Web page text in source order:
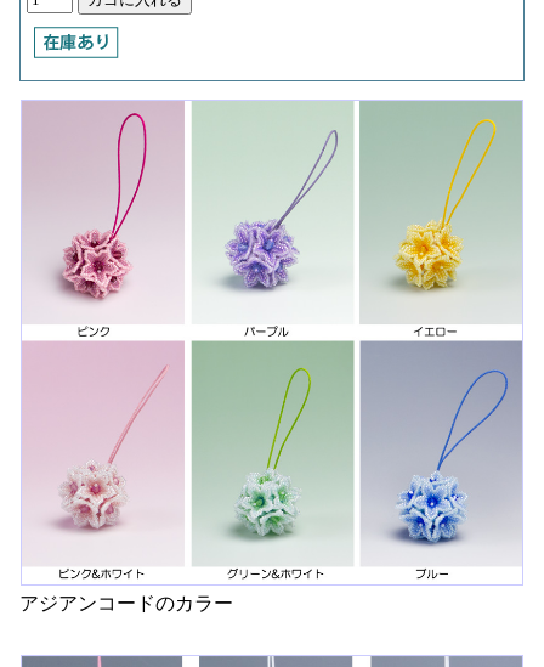
アジアンコードのカラー